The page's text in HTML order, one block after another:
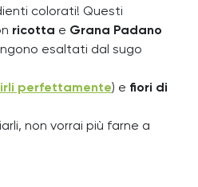
colorati! Questi
ricotta e Grana Padano
esaltati dal sugo
perfettamente) e fiori di
non vorrai più farne a